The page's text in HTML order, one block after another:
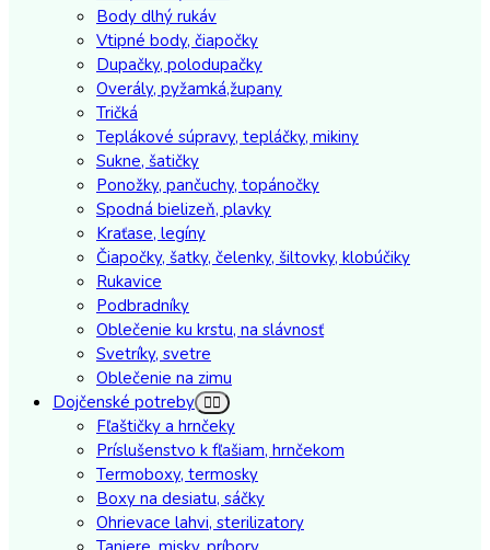
Body dlhý rukáv
Vtipné body, čiapočky
Dupačky, polodupačky
Overály, pyžamká,župany
Tričká
Teplákové súpravy, tepláčky, mikiny
Sukne, šatičky
Ponožky, pančuchy, topánočky
Spodná bielizeň, plavky
Kraťase, legíny
Čiapočky, šatky, čelenky, šiltovky, klobúčiky
Rukavice
Podbradníky
Oblečenie ku krstu, na slávnosť
Svetríky, svetre
Oblečenie na zimu
Dojčenské potreby
Fľaštičky a hrnčeky
Príslušenstvo k fľašiam, hrnčekom
Termoboxy, termosky
Boxy na desiatu, sáčky
Ohrievace lahvi, sterilizatory